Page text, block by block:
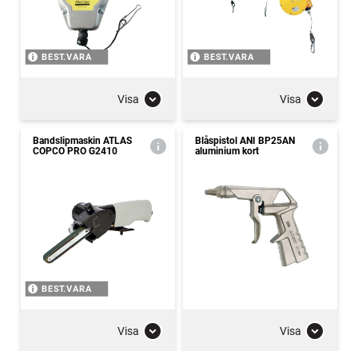
BEST.VARA
Visa
BEST.VARA
Visa
Bandslipmaskin ATLAS
COPCO PRO G2410
BEST.VARA
Visa
Blåspistol ANI BP25AN
aluminium kort
Visa